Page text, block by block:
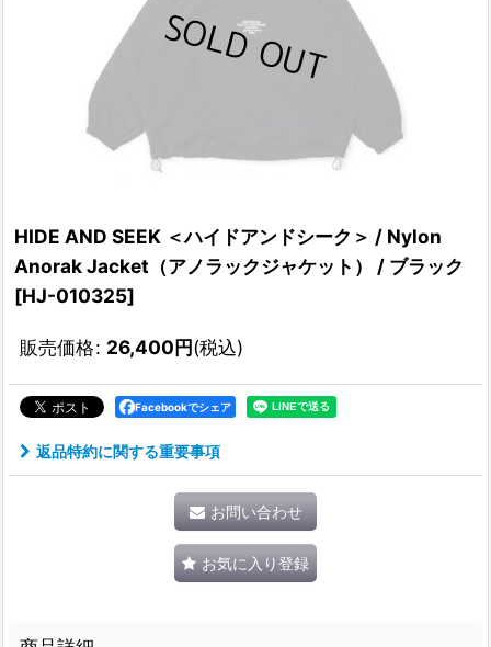
HIDE AND SEEK ＜ハイドアンドシーク＞ / Nylon
Anorak Jacket（アノラックジャケット） / ブラック
[HJ-010325]
販売価格: 26,400円(税込)
Facebookでシェア
返品特約に関する重要事項
お問い合わせ
お気に入り登録